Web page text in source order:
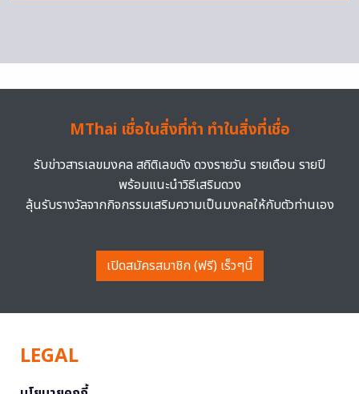
MThai เชื่อในสิ่งที่ทำ ทำในสิ่งที่เชื่อ
รับข่าวสารเลขมงคล สถิติเลขดัง ดวงรายวัน รายเดือน รายปี
พร้อมแนะนำวิธีเสริมดวง
ลุ้นรับรางวัลจากกิจกรรมเสริมความเป็นมงคลให้กับตัวท่านเอง
เปิดสมัครสมาชิก (ฟรี) เร็วๆนี้
LEGAL